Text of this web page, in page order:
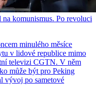
komunismus. Po revoluci
minulého měsíce
v lidové republice mimo
televizi CGTN. V něm
může být pro Peking
vývoj po sametové